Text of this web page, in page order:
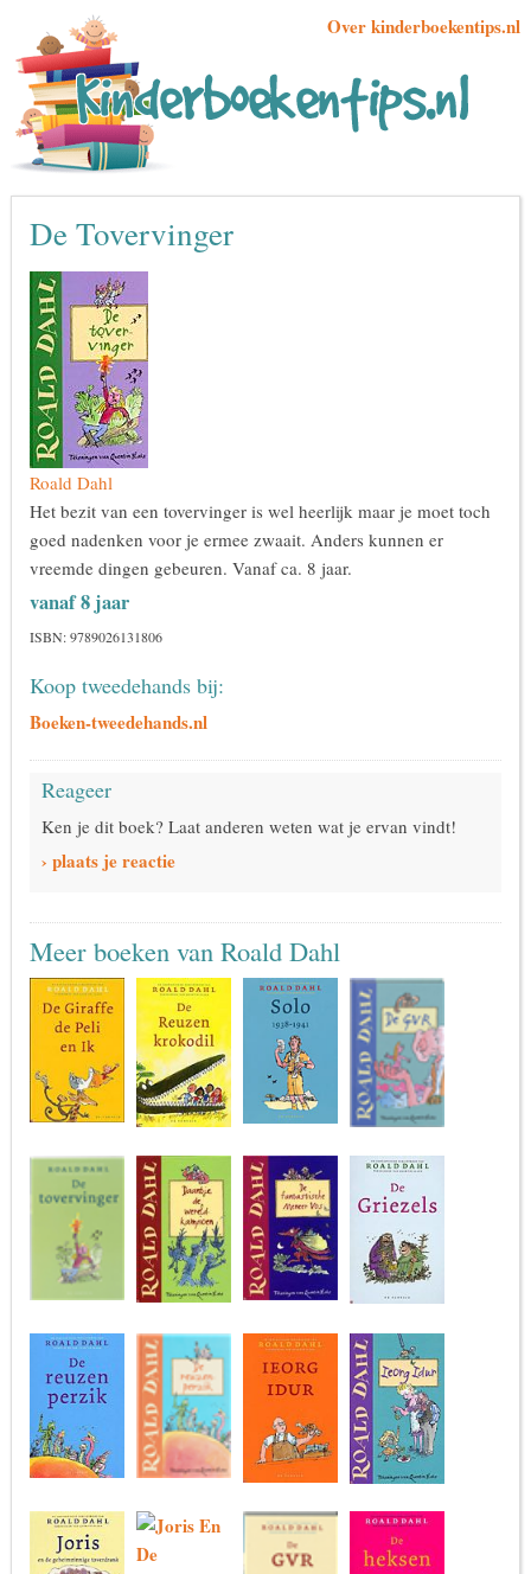
Over kinderboekentips.nl
De Tovervinger
Roald Dahl
Het bezit van een tovervinger is wel heerlijk maar je moet toch
goed nadenken voor je ermee zwaait. Anders kunnen er
vreemde dingen gebeuren. Vanaf ca. 8 jaar.
vanaf 8 jaar
ISBN: 9789026131806
Koop tweedehands bij:
Boeken-tweedehands.nl
Reageer
Ken je dit boek? Laat anderen weten wat je ervan vindt!
› plaats je reactie
Meer boeken van Roald Dahl